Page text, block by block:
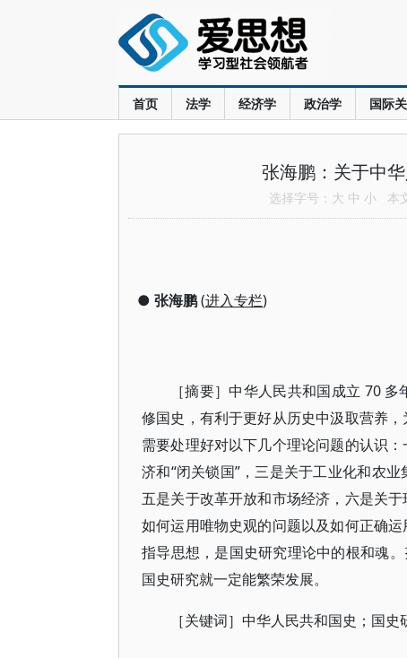
首页 法学 经济学 政治学 国际
张海鹏：关于中
选择字号： 大 中 小 本
● 张海鹏(进入专栏)
［摘要］中华人民共和国成立 70
修国史，有利于更好从历史中汲取营养
需要处理好对以下几个理论问题的认识
济和“闭关锁国”，三是关于工业化和农
五是关于改革开放和市场经济，六是关
如何运用唯物史观的问题以及如何正确
指导思想，是国史研究理论中的根和魂
国史研究就一定能繁荣发展。
［关键词］中华人民共和国史；国